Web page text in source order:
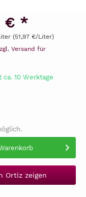
€ *
(51,97 €/Liter)
Versand für
ca. 10 Werktage
Ortiz zeigen